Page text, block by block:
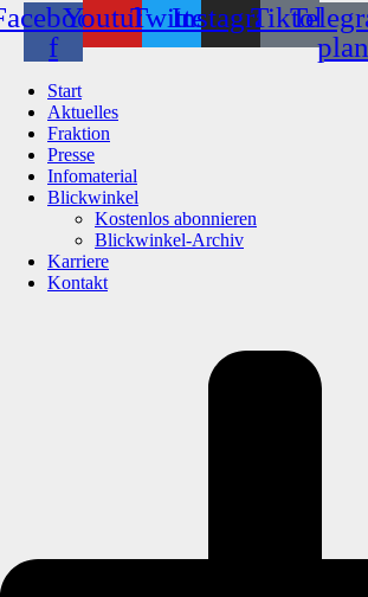
f
YoutubeTwitterInstagramTiktok
Start
Aktuelles
Fraktion
Presse
Infomaterial
Blickwinkel
Kostenlos abonnieren
Blickwinkel-Archiv
Karriere
Kontakt